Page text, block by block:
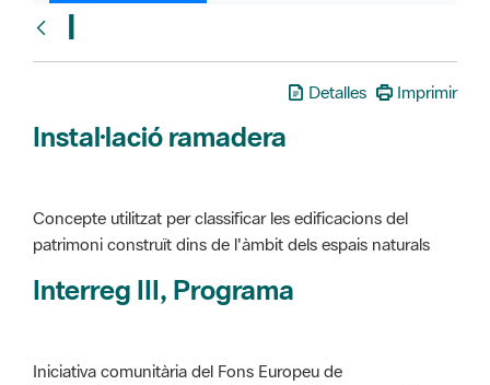
I
Detalles Imprimir
Instal·lació ramadera
Concepte utilitzat per classificar les edificacions del
patrimoni construït dins de l'àmbit dels espais naturals
Interreg III, Programa
Iniciativa comunitària del Fons Europeu de